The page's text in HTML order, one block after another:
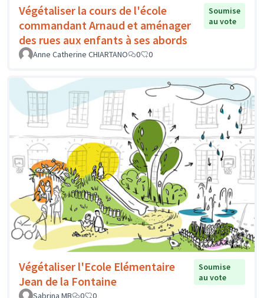
Végétaliser la cours de l'école
commandant Arnaud et aménager
des rues aux enfants à ses abords
Soumise
au vote
Anne Catherine CHIARTANO 0 0
Végétaliser l'Ecole Elémentaire
Jean de la Fontaine
Soumise
au vote
Sabrina MB
0 0